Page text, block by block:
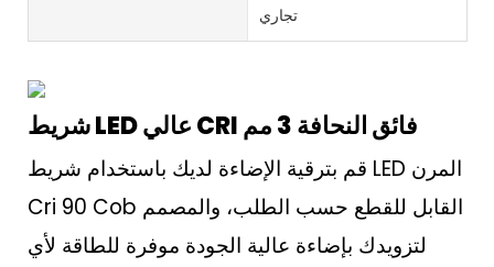
تجاري
شريط LED عالي CRI فائق النحافة 3 مم
قم بترقية الإضاءة لديك باستخدام شريط LED المرن
Cri 90 Cob القابل للقطع حسب الطلب، والمصمم
لتزويدك بإضاءة عالية الجودة موفرة للطاقة لأي